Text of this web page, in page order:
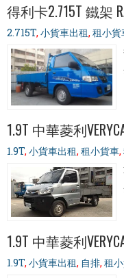
得利卡2.715T 鐵架
2.715T, 小貨車出租, 租小貨
1.9T 中華菱利
1.9T, 小貨車出租, 租小貨車,
1.9T 中華菱利
1.9T, 小貨車出租, 自排, 租